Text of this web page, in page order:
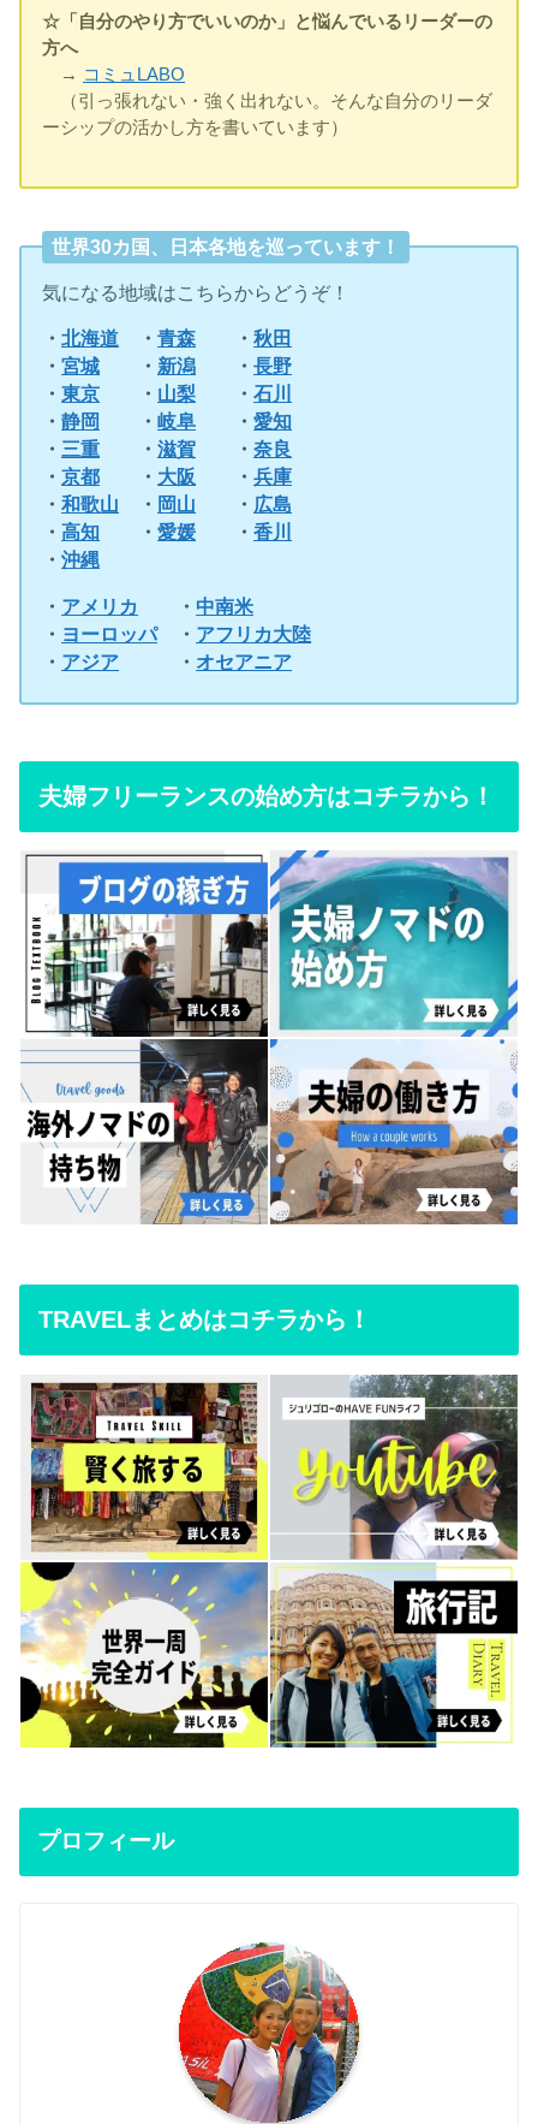
☆「自分のやり方でいいのか」と悩んでいるリーダーの
方へ
→ コミュLABO
（引っ張れない・強く出れない。そんな自分のリーダ
ーシップの活かし方を書いています）
世界30カ国、日本各地を巡っています！
気になる地域はこちらからどうぞ！
・北海道 ・青森 ・秋田
・宮城 ・新潟 ・長野
・東京 ・ 山梨 ・石川
・静岡 ・岐阜 ・愛知
・三重 ・滋賀 ・奈良
・京都 ・ 大阪 ・兵庫
・和歌山 ・ 岡山 ・ 広島
・高知 ・愛媛 ・香川
・沖縄
・ アメリカ ・ 中南米
・ ヨーロッパ・ アフリカ大陸
・ アジア ・ オセアニア
夫婦フリーランスの始め方はコチラから！
TRAVELまとめはコチラから！
プロフィール